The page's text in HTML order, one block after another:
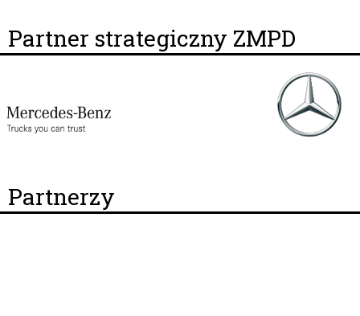
Partner strategiczny ZMPD
Partnerzy